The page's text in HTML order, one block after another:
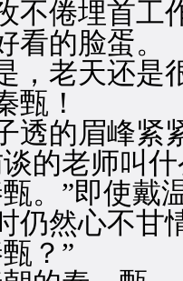
不倦埋首工
看的脸蛋。
老天还是很
甄！
的眉峰紧
老师叫什
”即使戴温
仍然心不甘
？”